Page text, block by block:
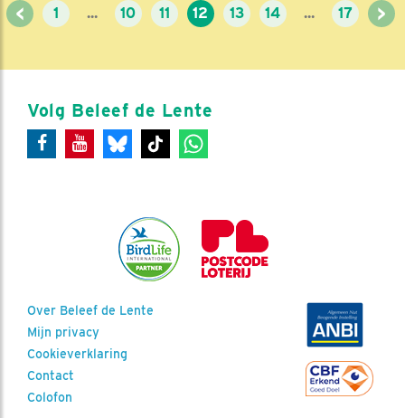
< 1 ... 10 11 12 13 14 ... 17 >
Volg Beleef de Lente
Over Beleef de Lente
Mijn privacy
Cookieverklaring
Contact
Colofon